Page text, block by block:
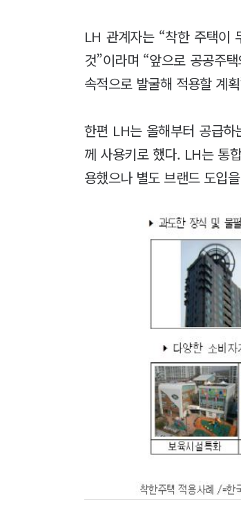
LH 관계자는 “착한 주택이
것”이라며 “앞으로 공공주
속적으로 발굴해 적용할 계
한편 LH는 올해부터 공급하
께 사용키로 했다. LH는 통
용했으나 별도 브랜드 도입